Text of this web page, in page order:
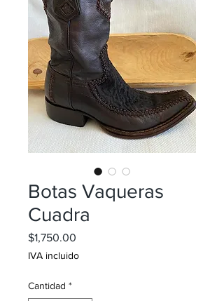
Botas Vaqueras
Cuadra
$1,750.00
IVA incluido
Cantidad *